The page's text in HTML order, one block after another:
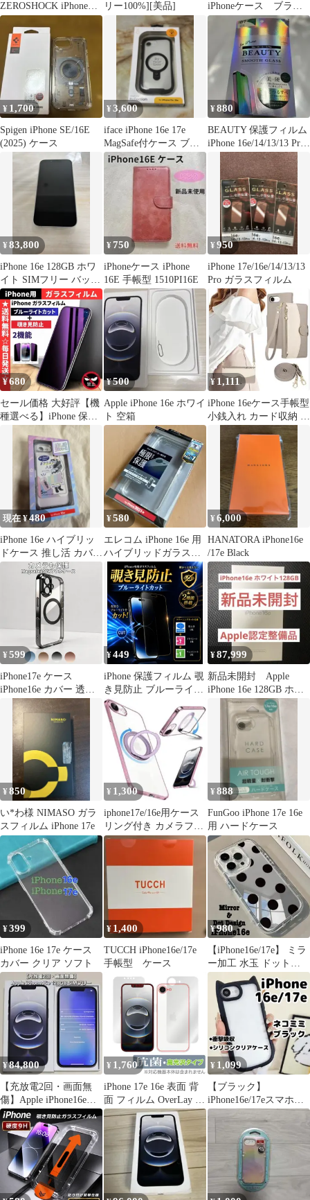
ZEROSHOCK iPhone
17e/16e ケース
リー100%][美品]
iPhoneケース ブラッ
ク
¥ 1,700
Spigen iPhone SE/16E
(2025) ケース
¥3,600
iface iPhone 16e 17e
MagSafe付ケース ブラ
ック
¥880
BEAUTY 保護フィルム
iPhone 16e/14/13/13 Pro
美硬
¥83,800
iPhone 16e 128GB ホワ
イト SIMフリー バッテ
リー100%
¥ 750
iPhoneケース iPhone
16E 手帳型 1510PI16E
¥950
iPhone 17e/16e/14/13/13
Pro ガラスフィルム
¥680
セール価格 大好評【機
種選べる】iPhone 保護
ライバシー iPhone17e
iPhone17 Pro iPhone16
16e iPhone15 iPhone14
13 12 iPhone SE フィル
ム ブルーライトカット
¥500
Apple iPhone 16e ホワイ
ト 空箱
¥ 1,111
iPhone 16eケース手帳型
小銭入れ カード収納 ジ
ップウォレット
現在 ¥480
iPhone 16e ハイブリッ
ドケース 推し活 カバー
ELECOM 114
¥580
エレコム iPhone 16e 用
ハイブリッドガラスケ
ース 極限
¥6,000
HANATORA iPhone16e
/17e Black
¥599
iPhone17e ケース
iPhone16e カバー 透明
TPU アイフォン17
iphone17 16e 17e 17 バ
ンパー ハード ソフト
人気 おしゃれ カバー
¥449
iPhone 保護フィルム 覗
き見防止 ブルーライト
カット ガラスフィルム
6 7 8 x xs 11Pro 12 13
12/13Pro 14 15 16
15/16Plus 15/16/17Pro
16e 17 17Air
14/15/17Promax
¥87,999
新品未開封 Apple
iPhone 16e 128GB ホワ
イト 本体
¥850
い*わ様 NIMASO ガラ
スフィルム iPhone 17e
¥ 1,300
iphone17e/16e用ケース
リング付き カメラフィ
ルム付き アイフォン
¥888
FunGoo iPhone 17e 16e
用 ハードケース
¥399
iPhone 16e 17e ケース
カバー クリア ソフト
¥ 1,400
TUCCH iPhone16e/17e
手帳型 ケース
¥980
【iPhone16e/17e】 ミラ
ー加工 水玉 ドット
iPhone17e
¥84,800
【充放電2回・画面無
傷】Apple iPhone16e
128GB SIMフリー
¥ 1,760
iPhone 17e 16e 表面 背
面 フィルム OverLay 抗
菌 Brilliant for アップル
スマートフォン アイフ
ォン 抗菌 抗ウイルス
¥ 1,099
【ブラック】
iPhone16e/17eスマホケ
ース/猫耳/シリコン/ク
リアケース